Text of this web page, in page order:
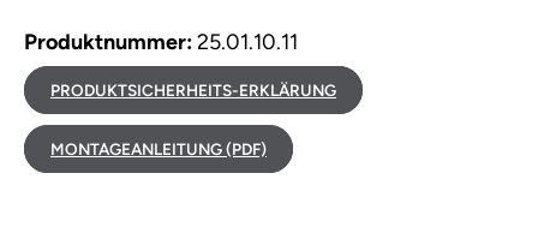
Produktnummer:25.01.10.11
PRODUKTSICHERHEITS-ERKLÄRUNG
MONTAGEANLEITUNG (PDF)